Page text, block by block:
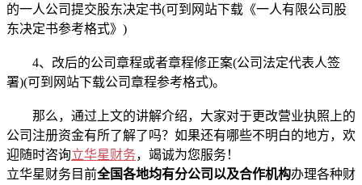
的一人公司提交股东决定书(可到网站下载《一人有限公司股
东决定书参考格式》)
4、改后的公司章程或者章程修正案(公司法定代表人签
署)(可到网站下载公司章程参考格式)。
那么，通过上文的讲解介绍，大家对于更改营业执照上的
公司注册资金有所了解了吗？如果还有哪些不明白的地方，欢
迎随时咨询立华星财务，竭诚为您服务！
立华星财务目前全国各地均有分公司以及合作机构办理各种财